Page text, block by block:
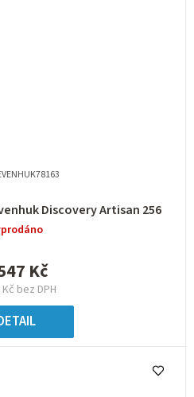
Discovery Artisan 256
bez DPH
Kč